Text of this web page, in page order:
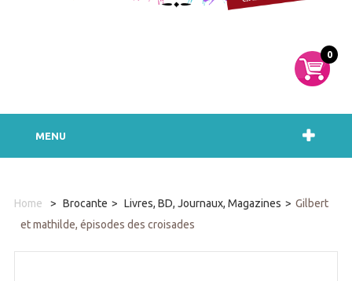
0
MENU
Home > Brocante > Livres, BD, Journaux, Magazines > Gilbert
et mathilde, épisodes des croisades